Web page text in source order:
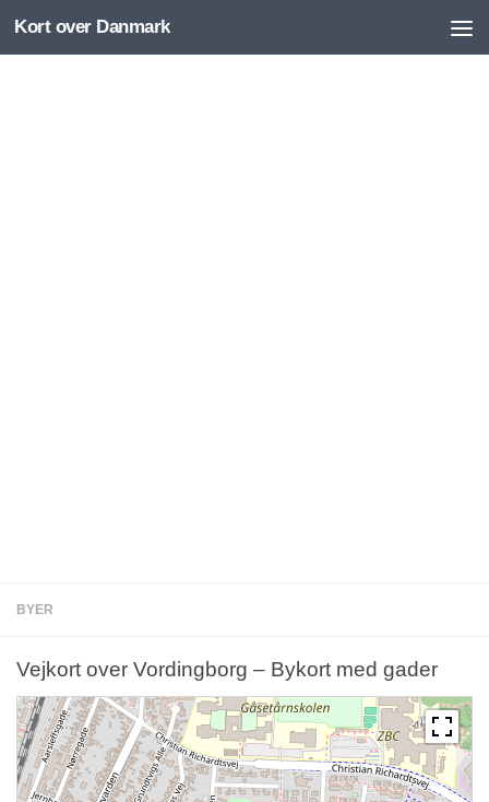
Skip to content
Kort over Danmark
BYER
Vejkort over Vordingborg – Bykort med gader